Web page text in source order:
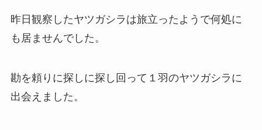
昨日観察したヤツガシラは旅立ったようで何処に
も居ませんでした。
勘を頼りに探しに探し回って１羽のヤツガシラに
出会えました。